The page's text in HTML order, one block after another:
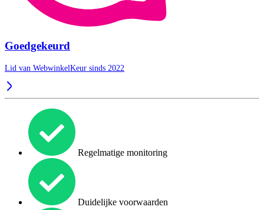
Goedgekeurd
Lid van WebwinkelKeur sinds 2022
Regelmatige monitoring
Duidelijke voorwaarden